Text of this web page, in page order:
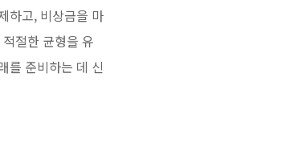
하고, 비상금을 마
절한 균형을 유
를 준비하는 데 신